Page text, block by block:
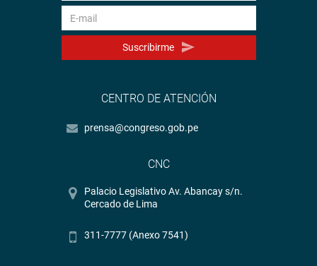
Suscribirme
CENTRO DE ATENCIÓN
prensa@congreso.gob.pe
CNC
Palacio Legislativo Av. Abancay s/n.
Cercado de Lima
311-7777 (Anexo 7541)